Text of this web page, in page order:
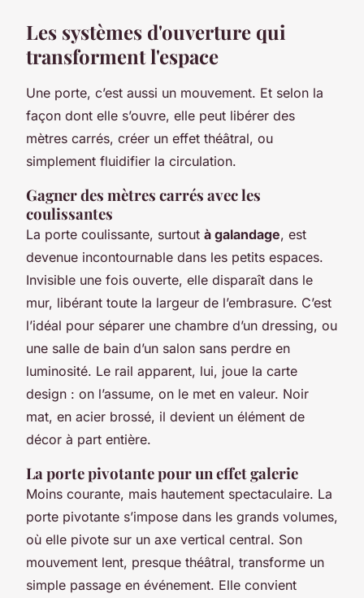
Les systèmes d'ouverture qui
transforment l'espace
Une porte, c’est aussi un mouvement. Et selon la
façon dont elle s’ouvre, elle peut libérer des
mètres carrés, créer un effet théâtral, ou
simplement fluidifier la circulation.
Gagner des mètres carrés avec les
coulissantes
La porte coulissante, surtout à galandage, est
devenue incontournable dans les petits espaces.
Invisible une fois ouverte, elle disparaît dans le
mur, libérant toute la largeur de l’embrasure. C’est
l’idéal pour séparer une chambre d’un dressing, ou
une salle de bain d’un salon sans perdre en
luminosité. Le rail apparent, lui, joue la carte
design : on l’assume, on le met en valeur. Noir
mat, en acier brossé, il devient un élément de
décor à part entière.
La porte pivotante pour un effet galerie
Moins courante, mais hautement spectaculaire. La
porte pivotante s’impose dans les grands volumes,
où elle pivote sur un axe vertical central. Son
mouvement lent, presque théâtral, transforme un
simple passage en événement. Elle convient